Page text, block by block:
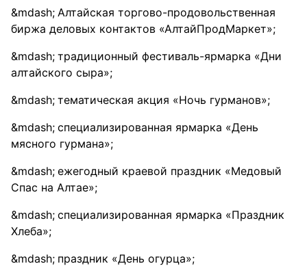
Алтайская торгово-продовольственная
биржа деловых контактов «АлтайПродМаркет»;
традиционный фестиваль-ярмарка «Дни
алтайского сыра»;
тематическая акция «Ночь гурманов»;
специализированная ярмарка «День
мясного гурмана»;
ежегодный краевой праздник «Медовый
Спас на Алтае»;
специализированная ярмарка «Праздник
Хлеба»;
праздник «День огурца»;